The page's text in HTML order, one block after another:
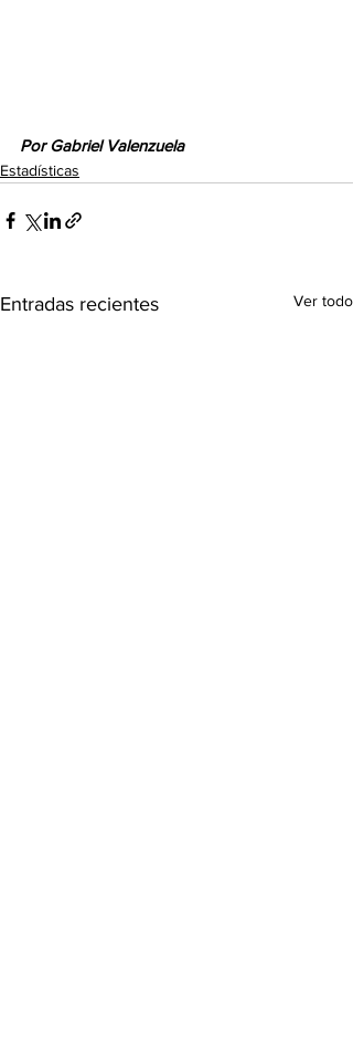
Por Gabriel Valenzuela
Estadísticas
Entradas recientes Ver todo